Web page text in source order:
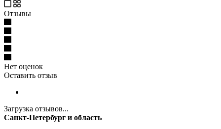
Отзывы
Нет оценок
Оставить отзыв
Загрузка отзывов...
Санкт-Петербург и область